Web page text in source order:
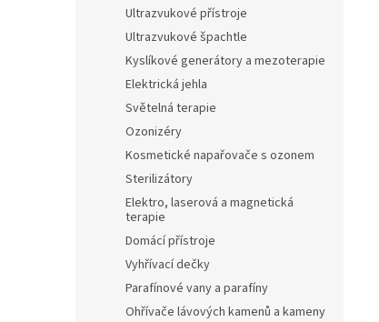
Ultrazvukové přístroje
Ultrazvukové špachtle
Kyslíkové generátory a mezoterapie
Elektrická jehla
Světelná terapie
Ozonizéry
Kosmetické napařovače s ozonem
Sterilizátory
Elektro, laserová a magnetická
terapie
Domácí přístroje
Vyhřívací dečky
Parafínové vany a parafíny
Ohřívače lávových kamenů a kameny